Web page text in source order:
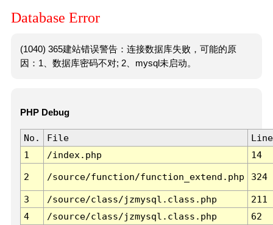
Database Error
(1040) 365建站错误警告：连接数据库失败，可能的原
因：1、数据库密码不对; 2、mysql未启动。
PHP Debug
No. File
Line
1
/index.php 14
2 /source/function/function_extend.php 324
3 /source/class/jzmysql.class.php
211
4
/source/class/jzmysql.class.php
62